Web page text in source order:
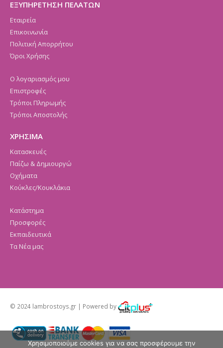
ΕΞΥΠΗΡΕΤΗΣΗ ΠΕΛΑΤΩΝ
Εταιρεία
Επικοινωνία
Πολιτική Απορρήτου
Όροι Χρήσης
Ο λογαριασμός μου
Επιστροφές
Τρόποι Πληρωμής
Τρόποι Αποστολής
ΧΡΗΣΙΜΑ
Κατασκευές
Παίζω & Δημιουργώ
Οχήματα
Κούκλες/Κουκλάκια
Κατάστημα
Προσφορές
Εκπαιδευτικά
Τα Νέα μας
© 2024 lambrostoys.gr | Powered by
Χρησιμοποιούμε cookies για να σας προσφέρουμε την